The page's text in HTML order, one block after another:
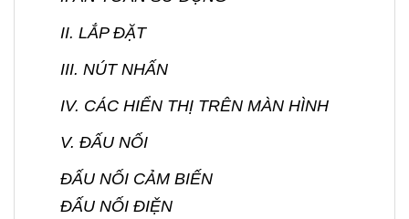
II. LẮP ĐẶT
III. NÚT NHẤN
IV. CÁC HIỂN THỊ TRÊN MÀN HÌNH
V. ĐẤU NỐI
ĐẤU NỐI CẢM BIẾN
ĐẤU NỐI ĐIỆN